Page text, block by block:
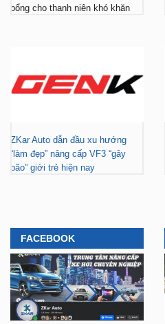
bổng cho thanh niên khó khăn
ZKar Auto dẫn đầu xu hướng
“làm đẹp” nâng cấp VF3 “gây
bão” giới trẻ hiện nay
FACEBOOK